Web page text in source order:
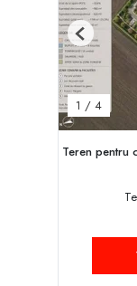
1 / 4
Previous
Teren pentru